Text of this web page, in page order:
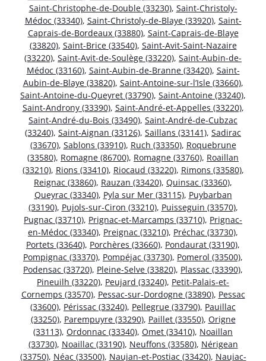
Saint-Christophe-de-Double (33230), Saint-Christoly-
Médoc (33340), Saint-Christoly-de-Blaye (33920), Saint-
Caprais-de-Bordeaux (33880), Saint-Caprais-de-Blaye
(33820), Saint-Brice (33540), Saint-Avit-Saint-Nazaire
(33220), Saint-Avit-de-Soulège (33220), Saint-Aubin-de-
Médoc (33160), Saint-Aubin-de-Branne (33420), Saint-
Aubin-de-Blaye (33820), Saint-Antoine-sur-l’Isle (33660),
Saint-Antoine-du-Queyret (33790), Saint-Antoine (33240),
Saint-Androny (33390), Saint-André-et-Appelles (33220),
Saint-André-du-Bois (33490), Saint-André-de-Cubzac
(33240), Saint-Aignan (33126), Saillans (33141), Sadirac
(33670), Sablons (33910), Ruch (33350), Roquebrune
(33580), Romagne (86700), Romagne (33760), Roaillan
(33210), Rions (33410), Riocaud (33220), Rimons (33580),
Reignac (33860), Rauzan (33420), Quinsac (33360),
Queyrac (33340), Pyla sur Mer (33115), Puybarban
(33190), Pujols-sur-Ciron (33210), Puisseguin (33570),
Pugnac (33710), Prignac-et-Marcamps (33710), Prignac-
en-Médoc (33340), Preignac (33210), Préchac (33730),
Portets (33640), Porchères (33660), Pondaurat (33190),
Pompignac (33370), Pompéjac (33730), Pomerol (33500),
Podensac (33720), Pleine-Selve (33820), Plassac (33390),
Pineuilh (33220), Peujard (33240), Petit-Palais-et-
Cornemps (33570), Pessac-sur-Dordogne (33890), Pessac
(33600), Périssac (33240), Pellegrue (33790), Pauillac
(33250), Parempuyre (33290), Paillet (33550), Origne
(33113), Ordonnac (33340), Omet (33410), Noaillan
(33730), Noaillac (33190), Neuffons (33580), Nérigean
(33750), Néac (33500), Naujan-et-Postiac (33420), Naujac-